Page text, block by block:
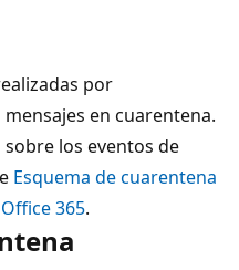
por
en cuarentena.
los eventos de
Esquema de cuarentena
365.